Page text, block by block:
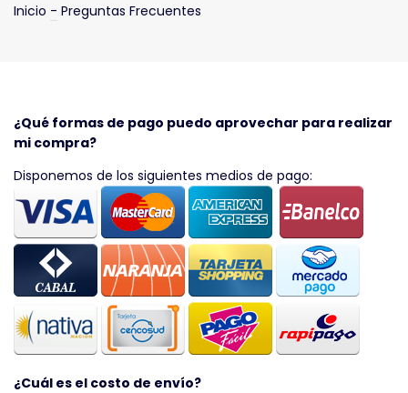
Inicio - Preguntas Frecuentes
¿Qué formas de pago puedo aprovechar para realizar
mi compra?
Disponemos de los siguientes medios de pago:
¿Cuál es el costo de envío?